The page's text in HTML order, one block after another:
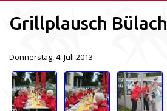
Grillplausch Bülach
Donnerstag, 4. Juli 2013